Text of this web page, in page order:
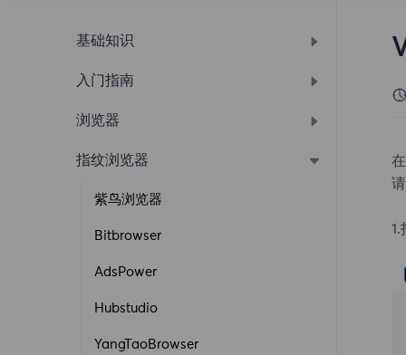
基础知识
开启网站通知
什么是FlyProxy
提取方式
修改密码
入门指南
动态住宅代理使用教程
响应代码
受限目标网站
API
账密提取
快速入门
提出请求
无限流量住宅代理使用教程
API提取
账密提取
账密提取
API提取
静态住宅代理使用教程
IP管理
账密提取
账密提取
IP管理
浏览器
谷歌浏览器
EDGE浏览器
Opera浏览器
IE浏览器
火狐浏览器
指纹浏览器
紫鸟浏览器
Bitbrowser
AdsPower
Hubstudio
YangTaoBrowser
1.